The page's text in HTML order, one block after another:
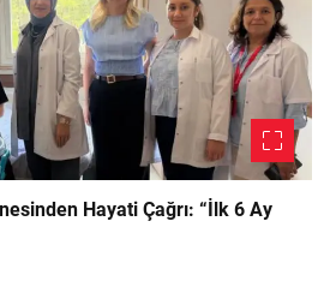
Hayati Çağrı: “İlk 6 Ay